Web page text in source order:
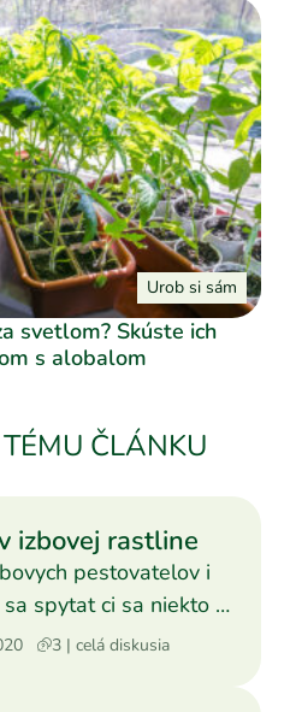
Urob si sám
svetlom? Skúste ich
s alobalom
ČLÁNKU
izbovej rastline
pestovatelov i
spytat ci sa niekto z
3 | celá diskusia